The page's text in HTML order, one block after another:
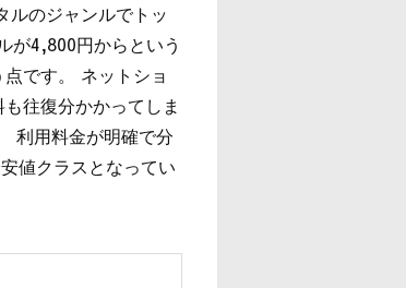
ルのジャンルでトッ
が4,800円からという
です。 ネットショ
往復分かかってしま
利用料金が明確で分
値クラスとなってい